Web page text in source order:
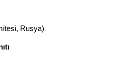
Rusya)